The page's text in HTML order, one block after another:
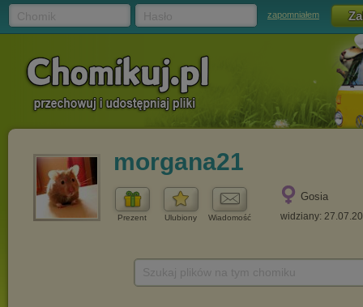
zapomniałem
morgana21
Prezent Ulubiony Wiadomość
Gosia
widziany: